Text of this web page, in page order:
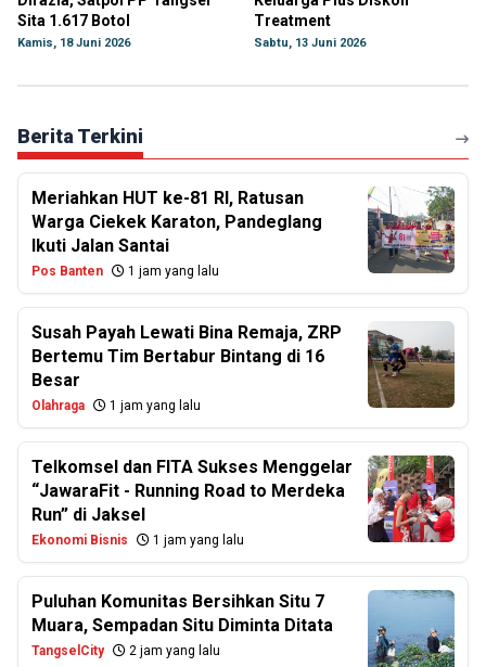
Sita 1.617 Botol
Kamis, 18 Juni 2026
Treatment
Sabtu, 13 Juni 2026
Berita Terkini
Meriahkan HUT ke-81 RI, Ratusan
Warga Ciekek Karaton, Pandeglang
Ikuti Jalan Santai
Pos Banten 1 jam yang lalu
Susah Payah Lewati Bina Remaja, ZRP
Bertemu Tim Bertabur Bintang di 16
Besar
Olahraga 1 jam yang lalu
Telkomsel dan FITA Sukses Menggelar
“JawaraFit - Running Road to Merdeka
Run” di Jaksel
Ekonomi Bisnis 1 jam yang lalu
Puluhan Komunitas Bersihkan Situ 7
Muara, Sempadan Situ Diminta Ditata
TangselCity 2 jam yang lalu